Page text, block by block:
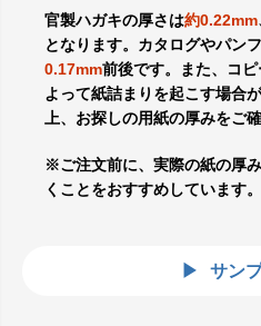
官製ハガキの厚さは約0.22mm
となります。カタログやパン
0.17mm前後です。また、コ
よって紙詰まりを起こす場合
上、お探しの用紙の厚みをご
※ご注文前に、実際の紙の厚
くことをおすすめしています。
サン